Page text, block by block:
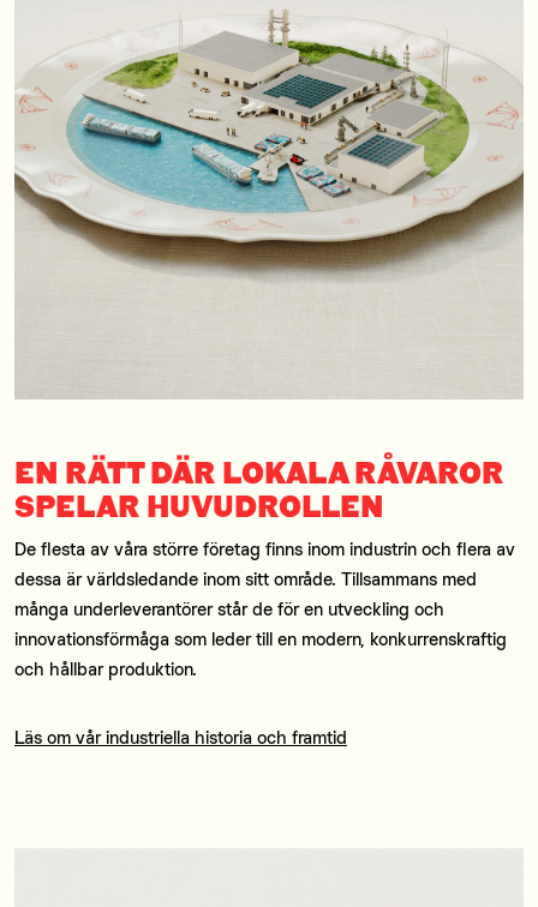
EN RÄTT DÄR LOKALA RÅVAROR
SPELAR HUVUDROLLEN
De flesta av våra större företag finns inom industrin och flera av
dessa är världsledande inom sitt område. Tillsammans med
många underleverantörer står de för en utveckling och
innovationsförmåga som leder till en modern, konkurrenskraftig
och hållbar produktion.
Läs om vår industriella historia och framtid